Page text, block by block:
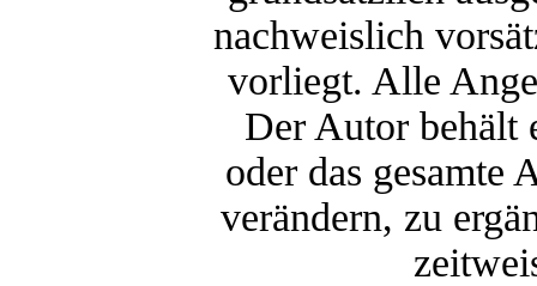
nachweislich
vorliegt. Alle
Der Autor behält
oder das gesamte
verändern, zu